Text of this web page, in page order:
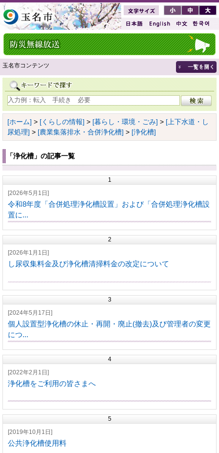
玉名市コンテンツ
[ホーム] > [くらしの情報] > [暮らし・環境・ごみ] > [上下水道・し
尿処理] > [農業集落排水・合併浄化槽] > [浄化槽]
「浄化槽」の記事一覧
1
[2026年5月1日]
令和8年度「合併処理浄化槽設置」および「合併処理浄化槽設
置に...
2
[2026年1月1日]
し尿収集料金及び浄化槽清掃料金の改定について
3
[2024年5月17日]
個人設置型浄化槽の休止・再開・廃止(撤去)及び管理者の変更
につ...
4
[2022年2月1日]
浄化槽をご利用の皆さまへ
5
[2019年10月1日]
公共浄化槽使用料